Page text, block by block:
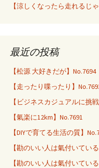
【涼しくなったら走れるじ
最近の投稿
【松源 大好きだが】No.7694
【走ったり喋ったり】
【ビジネスカジュアルに挑
【氣楽に12km】No.7691
【DIYで育てる生活の質】
【勘のいい人は氣付いてい
【勘のいい人は氣付いてい